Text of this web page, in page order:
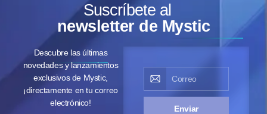
Suscríbete al
newsletter de Mystic
Descubre las últimas
novedades y lanzamientos
exclusivos de Mystic,
¡directamente en tu correo
electrónico!
Enviar